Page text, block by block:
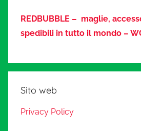
REDBUBBLE – maglie,
spedibili in tutto il mondo –
Sito web
Privacy Policy